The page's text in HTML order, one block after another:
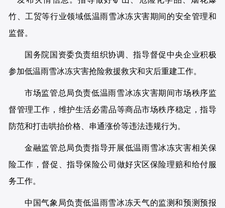
竹、工贸等行业领域低温雨雪冰冻灾害期间的安全管理和
监督。
国务院国资委负责组织协调、指导督促中央企业积极
参加低温雨雪冰冻灾害抢险救援救灾和灾后重建工作。
市场监管总局负责低温雨雪冰冻灾害期间市场秩序监
督管理工作，维护生活必需品等商品市场秩序稳定，指导
防范和打击哄抬价格、串通涨价等违法违规行为。
金融监管总局负责指导开展低温雨雪冰冻灾害相关保
险工作，督促、指导保险公司做好灾区保险理赔和给付服
务工作。
中国气象局负责低温雨雪冰冻天气的监测和预测预报